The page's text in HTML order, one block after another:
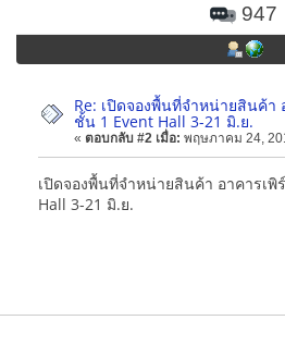
947
Re: เปิดจองพื้นที่จำหน่ายสินค้า
ชั้น 1 Event Hall 3-21 มิ.ย.
« ตอบกลับ #2 เมื่อ: พฤษภาคม 24,
เปิดจองพื้นที่จำหน่ายสินค้า อาคารเ
Hall 3-21 มิ.ย.